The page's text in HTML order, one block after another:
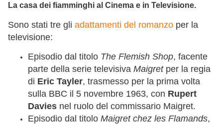
La casa dei fiamminghi al Cinema e in Televisione.
Sono stati tre gli adattamenti del romanzo per la
televisione:
Episodio dal titolo The Flemish Shop, facente
parte della serie televisiva Maigretper la regia
di Eric Tayler, trasmesso per la prima volta
sulla BBC il 5 novembre 1963, con Rupert
Davies nel ruolo del commissario Maigret.
Episodio dal titolo Maigret chez les Flamands,